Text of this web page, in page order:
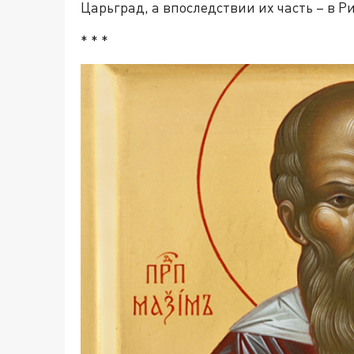
Царьград, а впоследствии их часть – в
* * *